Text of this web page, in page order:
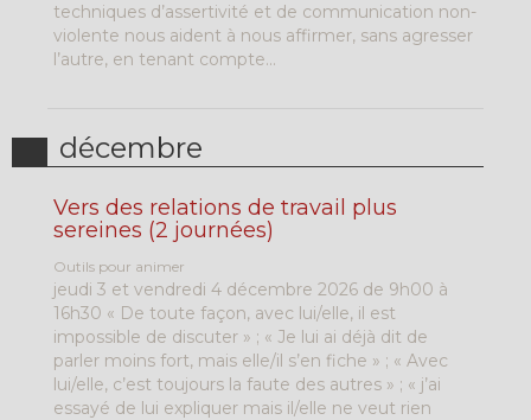
techniques d’assertivité et de communication non-
violente nous aident à nous affirmer, sans agresser
l’autre, en tenant compte...
décembre
Vers des relations de travail plus
sereines (2 journées)
Outils pour animer
jeudi 3 et vendredi 4 décembre 2026 de 9h00 à
16h30 « De toute façon, avec lui/elle, il est
impossible de discuter » ; « Je lui ai déjà dit de
parler moins fort, mais elle/il s’en fiche » ; « Avec
lui/elle, c’est toujours la faute des autres » ; « j’ai
essayé de lui expliquer mais il/elle ne veut rien